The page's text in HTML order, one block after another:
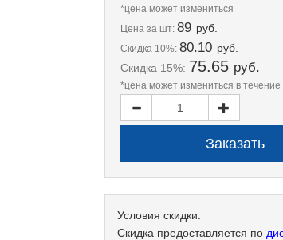
*цена может измениться
Цена за шт:89 руб.
Скидка 10%:80.10 руб.
Скидка 15%: 75.65 руб.
*цена может измениться в течение
Условия скидки:
Скидка предоставляется по